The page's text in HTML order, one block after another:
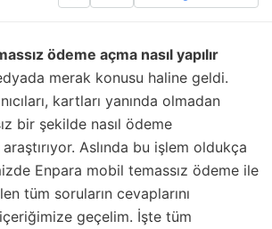
ödeme açma nasıl yapılır
merak konusu haline geldi.
kartları yanında olmadan
bir şekilde nasıl ödeme
Aslında bu işlem oldukça
Enpara mobil temassız ödeme ile
tüm soruların cevaplarını
geçelim. İşte tüm